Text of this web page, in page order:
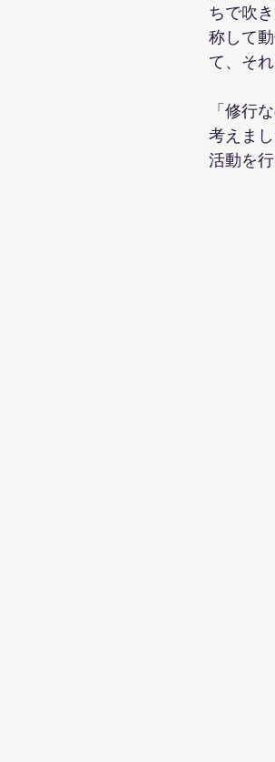
ちで吹
称して
て、そ
「修行
考えま
活動を